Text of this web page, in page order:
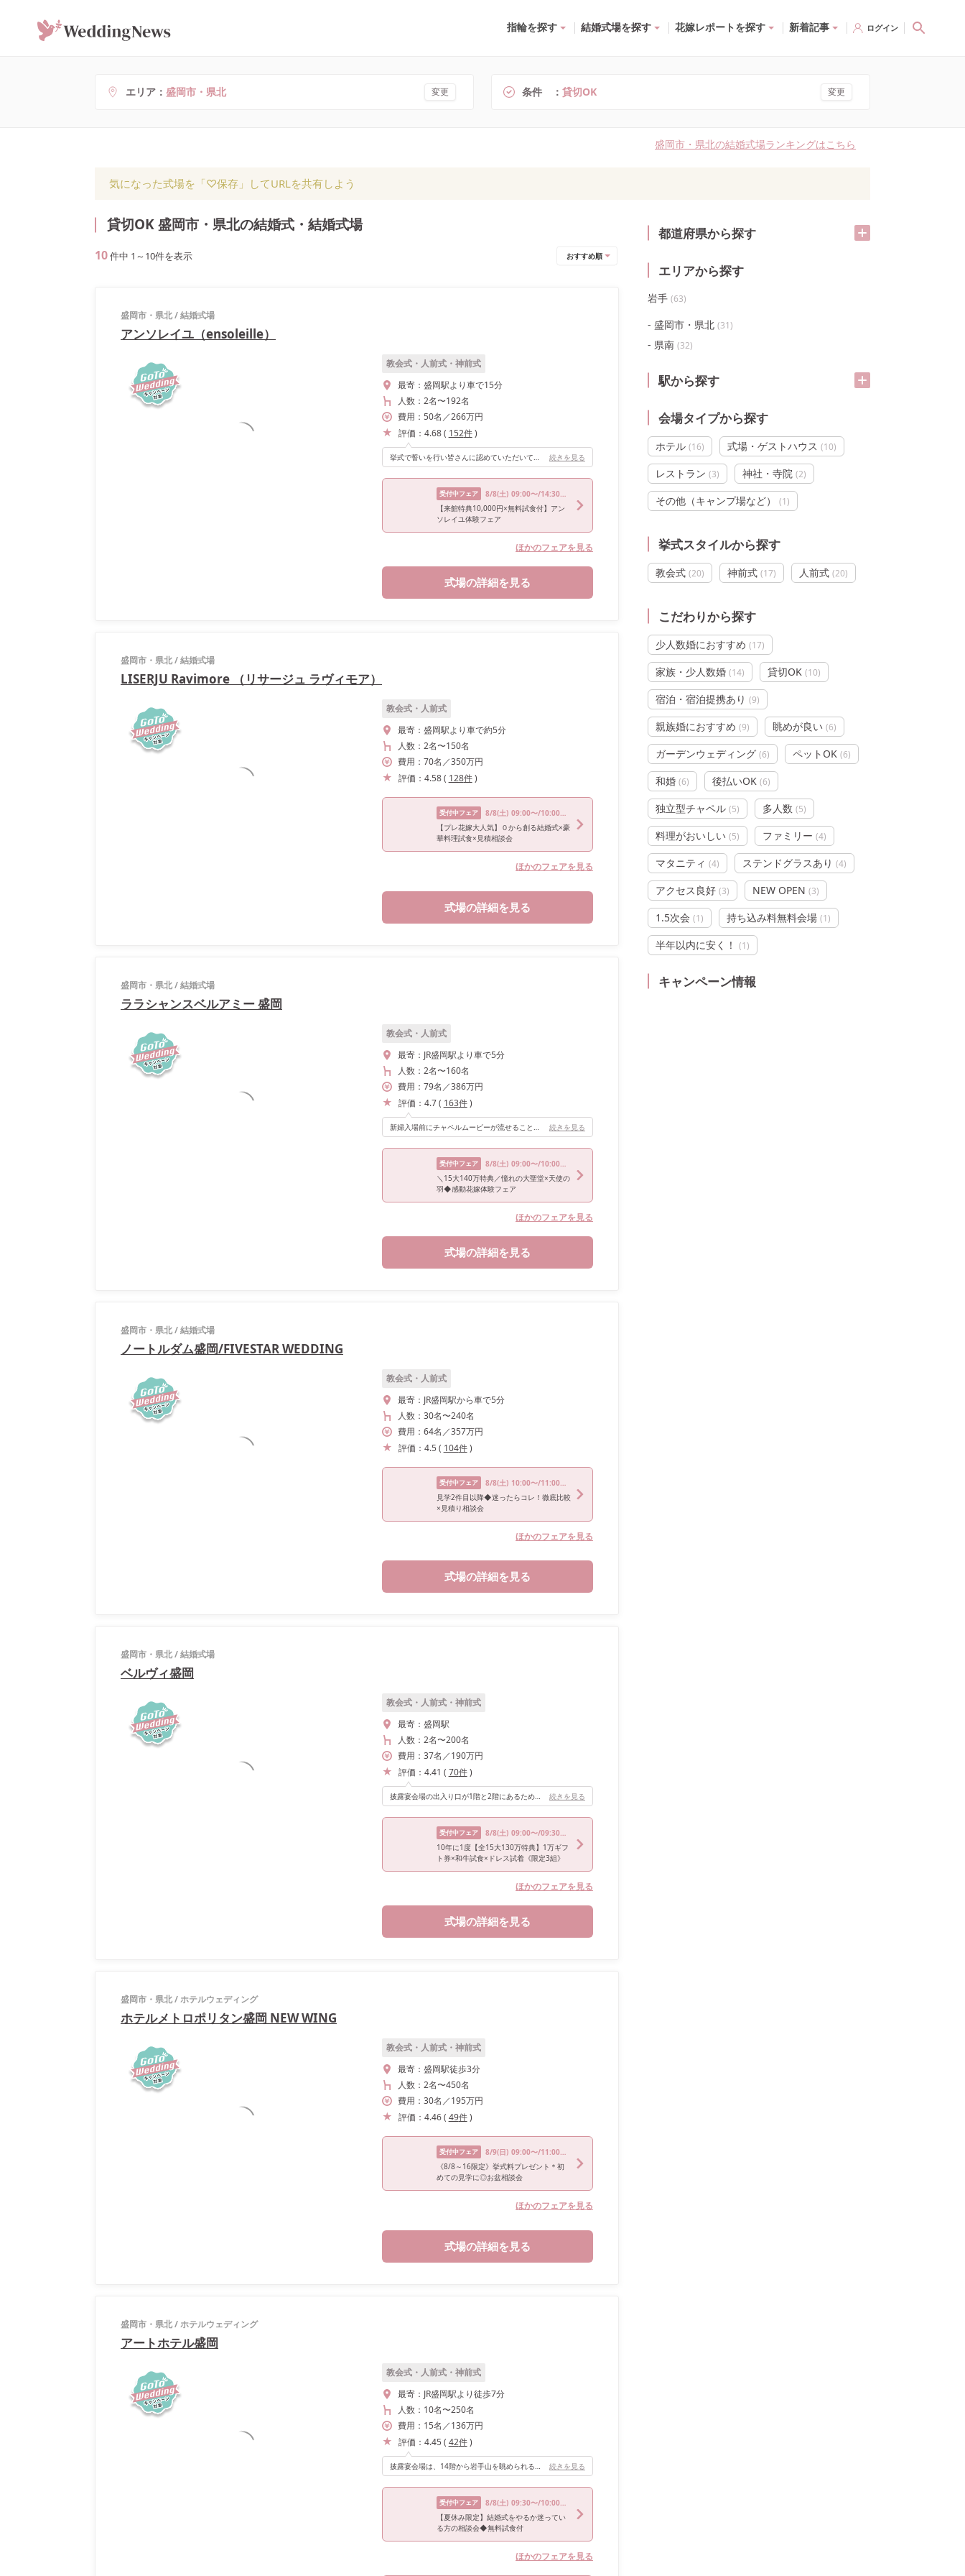
指輪を探す 結婚式場を探す 花嫁レポートを探す 新着記事 ログイン
エリア 盛岡市・県北 変更 条件 貸切OK 変更
盛岡市・県北の結婚式場ランキングはこちら
気になった式場を「♡保存」してURLを共有しよう
都道府県から探す
エリアから探す
岩手 (63)
盛岡市・県北 (31)
県南 (32)
駅から探す
会場タイプから探す
ホテル (16) 式場・ゲストハウス (10)
レストラン (3) 神社・寺院 (2)
その他（キャンプ場など） (1)
挙式スタイルから探す
教会式 (20) 神前式 (17) 人前式 (20)
こだわりから探す
少人数婚におすすめ (17)
家族・少人数婚 (14) 貸切OK (10)
宿泊・宿泊提携あり (9)
親族婚におすすめ (9) 眺めが良い (6)
ガーデンウェディング (6) ペットOK (6)
和婚 (6) 後払いOK (6)
独立型チャペル (5) 多人数 (5)
料理がおいしい (5) ファミリー (4)
マタニティ (4) ステンドグラスあり (4)
アクセス良好 (3) NEW OPEN (3)
1.5次会 (1) 持ち込み料無料会場 (1)
半年以内に安く！ (1)
キャンペーン情報
貸切OK 盛岡市・県北の結婚式・結婚式場
10件中 1 ～ 10件を表示 おすすめ順
盛岡市・県北/結婚式場
アンソレイユ（ensoleille）
教会式・人前式・神前式
最寄： 盛岡駅より車で15分
人数： 2名〜192名
費用： 50名 ／266万円
評価： 4.68( 152件)
挙式で誓いを行い皆さんに認めていただいてから、そのまま新郎新婦から親への手紙を読みました。 神聖な場所で手紙を読んだこと、とても感動的な演出になりました。 続きを見る
受付中フェア 8/8(土) 09:00〜/14:30〜/18:00〜
【来館特典10,000円×無料試食付】アン
ソレイユ体験フェア
ほかのフェアを見る
式場の詳細を見る
盛岡市・県北/結婚式場
LISERJU Ravimore （リサージュ ラヴィモア）
教会式・人前式
最寄： 盛岡駅より車で約5分
人数： 2名〜150名
費用： 70名 ／350万円
評価： 4.58( 128件)
受付中フェア 8/8(土) 09:00〜/10:00〜/11:00〜/14:00〜/17:00〜
【プレ花嫁大人気】０から創る結婚式×豪
華料理試食×見積相談会
ほかのフェアを見る
式場の詳細を見る
盛岡市・県北/結婚式場
ララシャンスベルアミー 盛岡
教会式・人前式
最寄： JR盛岡駅より車で5分
人数： 2名〜160名
費用： 79名 ／386万円
評価： 4.7( 163件)
続きを見る
受付中フェア 8/8(土) 09:00〜/10:00〜/13:30〜/15:00〜/18:00〜
＼15大140万特典／憧れの大聖堂×天使の
羽◆感動花嫁体験フェア
ほかのフェアを見る
式場の詳細を見る
盛岡市・県北/結婚式場
ノートルダム盛岡/FIVESTAR WEDDING
教会式・人前式
最寄： JR盛岡駅から車で5分
人数： 30名〜240名
費用： 64名 ／357万円
評価： 4.5( 104件)
受付中フェア 8/8(土) 10:00〜/11:00〜/14:00〜/15:00〜
見学2件目以降◆迷ったらコレ！徹底比較
×見積り相談会
ほかのフェアを見る
式場の詳細を見る
盛岡市・県北/結婚式場
ベルヴィ盛岡
教会式・人前式・神前式
最寄： 盛岡駅
人数： 2名〜200名
費用： 37名／190万円
評価： 4.41 ( 70件)
披露宴会場の出入り口が1階と2階にあるため、階段を降りての入場が可能でした！ 続きを見る
受付中フェア 8/8(土) 09:00〜/09:30〜/13:00〜/15:00〜/17:00〜
10年に1度【全15大130万特典】1万ギフ
ト券×和牛試食×ドレス試着《限定3組》
ほかのフェアを見る
式場の詳細を見る
盛岡市・県北/ホテルウェディング
ホテルメトロポリタン盛岡 NEW WING
教会式・人前式・神前式
最寄： 盛岡駅徒歩3分
人数： 2名〜450名
費用： 30名／195万円
評価： 4.46( 49件)
受付中フェア 8/9(日) 09:00〜/11:00〜/13:00〜/15:00〜/17:00〜
《8/8～16限定》挙式料プレゼント＊初
めての見学に◎お盆相談会
ほかのフェアを見る
式場の詳細を見る
盛岡市・県北/ホテルウェディング
アートホテル盛岡
教会式・人前式・神前式
最寄： JR盛岡駅より徒歩7分
人数： 10名〜250名
費用： 15名 ／136万円
評価： 4.45( 42件)
披露宴会場は、14階から岩手山を眺められる 見晴らしのいい場所を選びました。 高層階なので周りの建物に邪魔されず、 凄く景色が良いのでとてもおすすめです。 続きを見る
受付中フェア 8/8(土) 09:30〜/10:00〜/11:00〜/13:00〜/15:30〜
【夏休み限定】結婚式をやるか迷ってい
る方の相談会◆無料試食付
ほかのフェアを見る